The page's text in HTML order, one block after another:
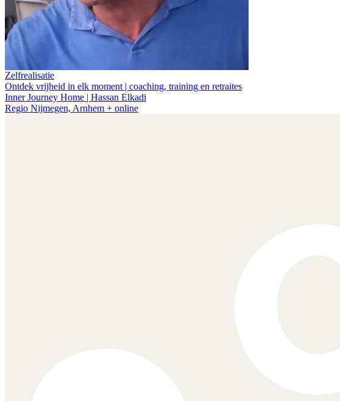
Zelfrealisatie
Ontdek vrijheid in elk moment | coaching, training en retraites
Inner Journey Home | Hassan Elkadi
Regio Nijmegen, Arnhem + online